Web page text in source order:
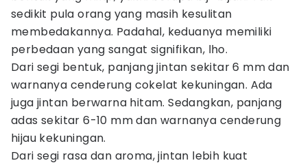
sedikit pula orang yang masih kesulitan
membedakannya. Padahal, keduanya memiliki
perbedaan yang sangat signifikan, lho.
Dari segi bentuk, panjang jintan sekitar 6 mm dan
warnanya cenderung cokelat kekuningan. Ada
juga jintan berwarna hitam. Sedangkan, panjang
adas sekitar 6-10 mm dan warnanya cenderung
hijau kekuningan.
Dari segi rasa dan aroma, jintan lebih kuat